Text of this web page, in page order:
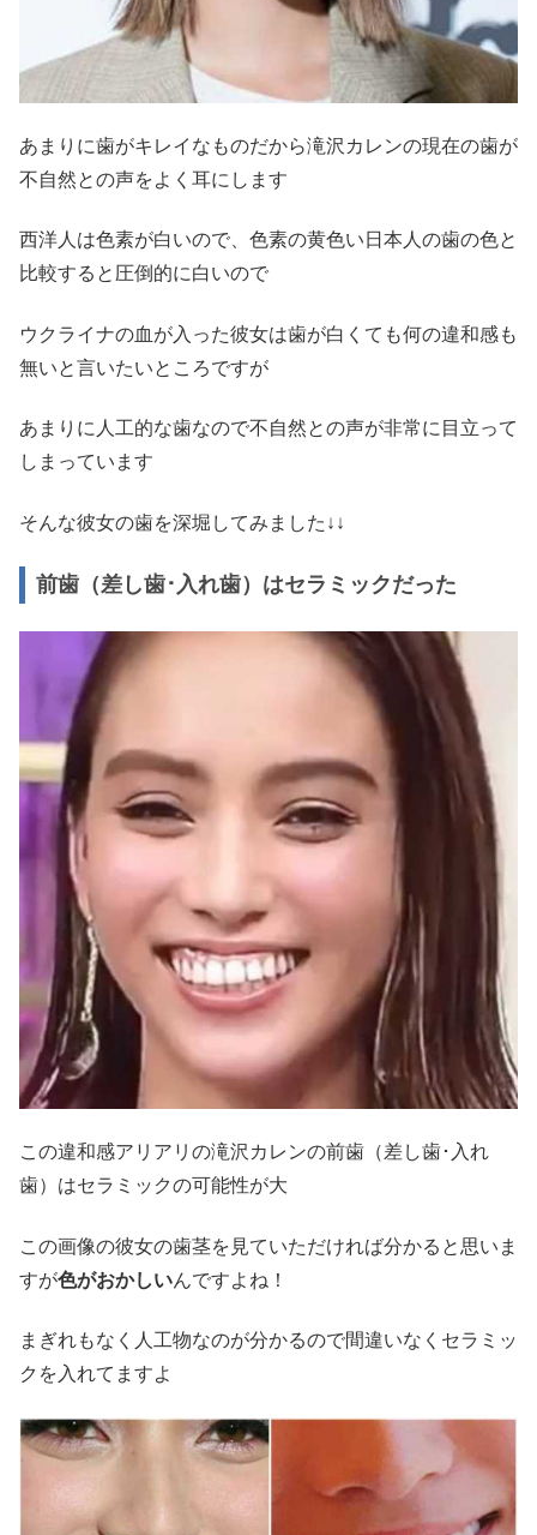
あまりに歯がキレイなものだから滝沢カレンの現在の歯が
不自然との声をよく耳にします
西洋人は色素が白いので、色素の黄色い日本人の歯の色と
比較すると圧倒的に白いので
ウクライナの血が入った彼女は歯が白くても何の違和感も
無いと言いたいところですが
あまりに人工的な歯なので不自然との声が非常に目立って
しまっています
そんな彼女の歯を深堀してみました↓↓
前歯（差し歯･入れ歯）はセラミックだった
この違和感アリアリの滝沢カレンの前歯（差し歯･入れ
歯）はセラミックの可能性が大
この画像の彼女の歯茎を見ていただければ分かると思いま
すが色がおかしいんですよね！
まぎれもなく人工物なのが分かるので間違いなくセラミッ
クを入れてますよ